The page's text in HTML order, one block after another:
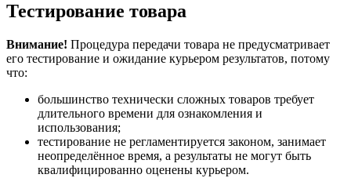
Тестирование товара
Внимание! Процедура передачи товара не предусматривает
его тестирование и ожидание курьером результатов, потому
что:
большинство технически сложных товаров требует
длительного времени для ознакомления и
использования;
тестирование не регламентируется законом, занимает
неопределённое время, а результаты не могут быть
квалифицированно оценены курьером.